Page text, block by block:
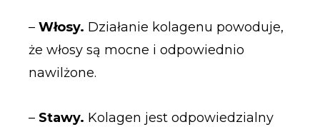
– Włosy. Działanie kolagenu powoduje,
że włosy są mocne i odpowiednio
nawilżone.
– Stawy. Kolagen jest odpowiedzialny